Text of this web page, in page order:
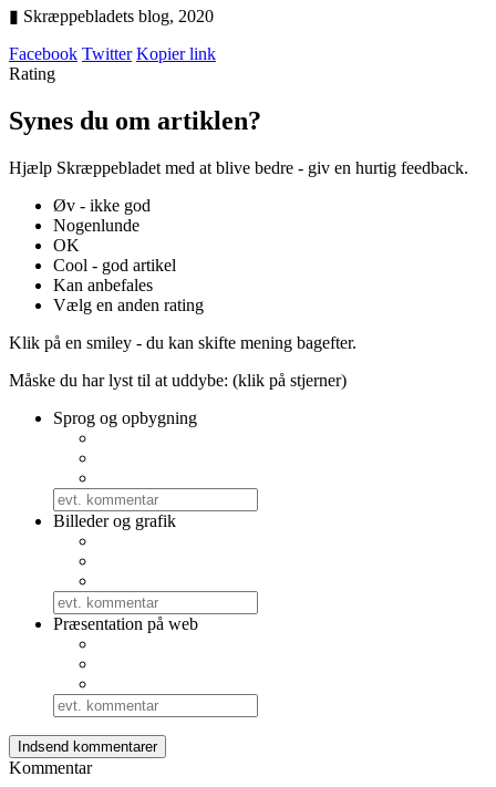
▮ Skræppebladets blog, 2020
Facebook Twitter Kopier link
Rating
Synes du om artiklen?
Hjælp Skræppebladet med at blive bedre - giv en hurtig feedback.
Øv - ikke god
Nogenlunde
OK
Cool - god artikel
Kan anbefales
Vælg en anden rating
Klik på en smiley - du kan skifte mening bagefter.
Måske du har lyst til at uddybe: (klik på stjerner)
Sprog og opbygning
Billeder og grafik
Præsentation på web
Kommentar